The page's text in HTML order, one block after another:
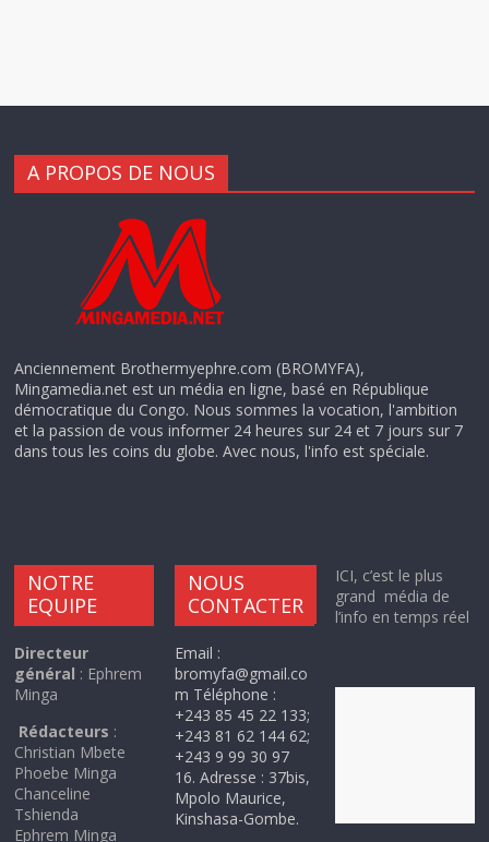
A PROPOS DE NOUS
Anciennement Brothermyephre.com (BROMYFA),
Mingamedia.net est un média en ligne, basé en République
démocratique du Congo. Nous sommes la vocation, l'ambition
et la passion de vous informer 24 heures sur 24 et 7 jours sur 7
dans tous les coins du globe. Avec nous, l'info est spéciale.
NOTRE
EQUIPE
Directeur
général : Ephrem
Minga
Rédacteurs :
Christian Mbete
Phoebe Minga
Chanceline
Tshienda
Ephrem Minga
NOUS
CONTACTER
Email :
bromyfa@gmail.co
m Téléphone :
+243 85 45 22 133;
+243 81 62 144 62;
+243 9 99 30 97
16. Adresse : 37bis,
Mpolo Maurice,
Kinshasa-Gombe.
ICI, c’est le plus
grand média de
l’info en temps réel